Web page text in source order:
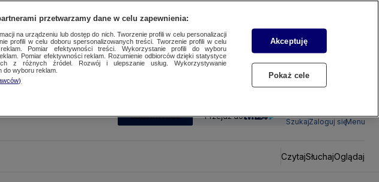
SUBSKRYBUJ Przejdź do
SzukajZaloguj sięMenu
CzytajSłuchajOglądaj
przetwarzamy dane w celu zapewnienia:
na urządzeniu lub dostęp do nich. Tworzenie profili w celu personalizacji
profili w celu doboru spersonalizowanych treści. Tworzenie profili w celu
reklam. Pomiar efektywności treści. Wykorzystanie profili do wyboru
Pomiar efektywności reklam. Rozumienie odbiorców dzięki statystyce
z różnych źródeł. Rozwój i ulepszanie usług. Wykorzystywanie
do wyboru reklam.
Akceptuję
Pokaż cele